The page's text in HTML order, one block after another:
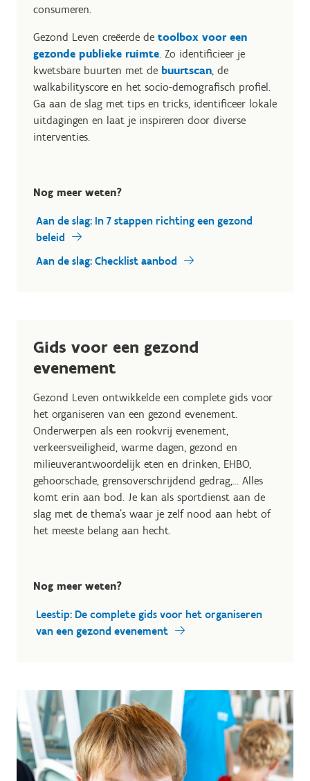
consumeren.
Gezond Leven creëerde de toolbox voor een
gezonde publieke ruimte. Zo identificieer je
kwetsbare buurten met de buurtscan, de
walkabilityscore en het socio-demografisch profiel.
Ga aan de slag met tips en tricks, identificeer lokale
uitdagingen en laat je inspireren door diverse
interventies.
Nog meer weten?
Aan de slag: In 7 stappen richting een gezond
beleid
Aan de slag: Checklist aanbod
Gids voor een gezond
evenement
Gezond Leven ontwikkelde een complete gids voor
het organiseren van een gezond evenement.
Onderwerpen als een rookvrij evenement,
verkeersveiligheid, warme dagen, gezond en
milieuverantwoordelijk eten en drinken, EHBO,
gehoorschade, grensoverschrijdend gedrag,… Alles
komt erin aan bod. Je kan als sportdienst aan de
slag met de thema’s waar je zelf nood aan hebt of
het meeste belang aan hecht.
Nog meer weten?
Leestip: De complete gids voor het organiseren
van een gezond evenement